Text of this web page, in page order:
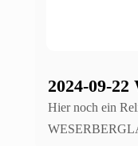
2024-09-22
Hier noch ein